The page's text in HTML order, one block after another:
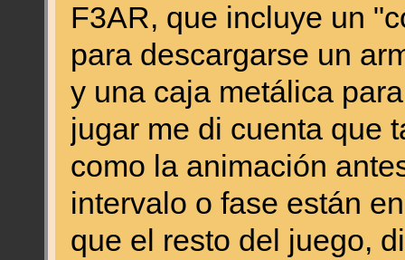
F3AR, que incluye un
para descargarse un
y una caja metálica
jugar me di cuenta que
como la animación
intervalo o fase están
que el resto del juego,